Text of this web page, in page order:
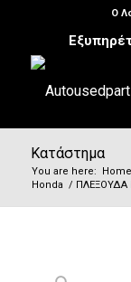
Ο
Κατάστημα
You are here: Home
Honda / ΠΛΕΞΟΥΔΑ